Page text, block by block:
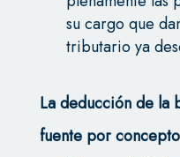
su cargo que
tributario ya
La deducción de la
fuente por